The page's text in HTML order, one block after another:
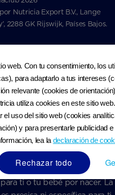
Nutricia Export B.V., Lange
2288 GK Rijswijk, Países Bajos.
presente en este sitio web,
imágenes, enlaces, audios,
de cualquier calculadora
de síntomas, días
son para propósitos
y no deben ser
de salud o médicos,
ti o tu bebé por nacer. La
web. Con tu consentimiento, los
para adaptarlo a tus intereses
relevante (cookies de
utiliza cookies en este sitio
el uso del sitio web (cookies
y para presentarle publicidad
lea la declaración de
Rechazar todo